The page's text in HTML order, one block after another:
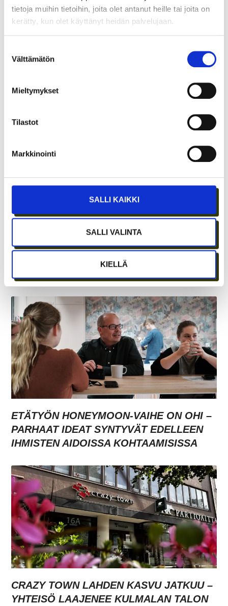
tietoja muihin tietoihin, joita olet antanut heille tai joita on
kerätty, kun olet käyttänyt heidän palvelujaan.
valinta
Välttämätön
Mieltymykset
Tilastot
Markkinointi
SALLI KAIKKI
SALLI VALINTA
KIELLÄ
ASIAKASYMMÄRRYS SYNTYY IHMISTEN
MYYNTI
TARJOAVATKO COWORKING-TILAT
ETÄTYÖN HONEYMOON-VAIHE ON OHI –
PARHAAT IDEAT SYNTYVÄT EDELLEEN
IHMISTEN AIDOISSA KOHTAAMISISSA
CRAZY TOWN LAHDEN KASVU JATKUU –
YHTEISÖ LAAJENEE KULMALAN TALON